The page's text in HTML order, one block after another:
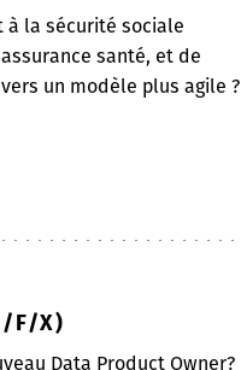
à la sécurité sociale
santé, et de
un modèle plus agile ?
F/X)
Data Product Owner?